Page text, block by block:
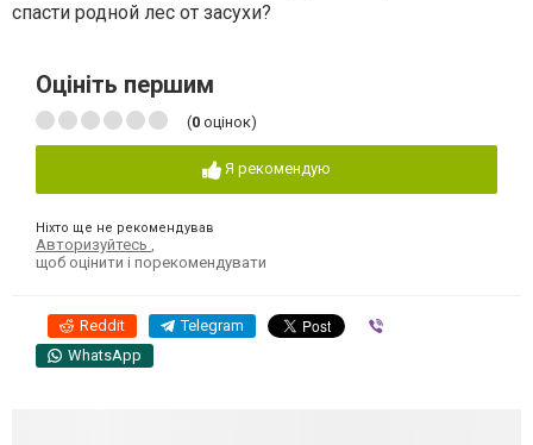
спасти родной лес от засухи?
Оцініть першим
(0 оцінок)
Я рекомендую
Ніхто ще не рекомендував
Авторизуйтесь
щоб оцінити і порекомендувати
Reddit Telegram
WhatsApp